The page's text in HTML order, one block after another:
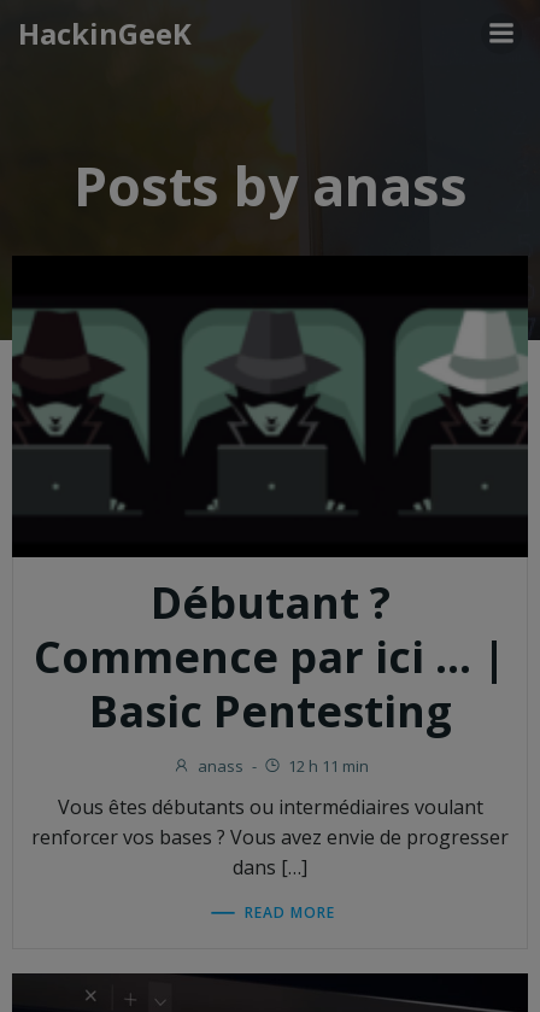
HackinGeeK
Posts by anass
Débutant ?
Commence par ici … |
Basic Pentesting
anass - 12 h 11 min
Vous êtes débutants ou intermédiaires voulant
renforcer vos bases ? Vous avez envie de progresser
dans […]
READ MORE